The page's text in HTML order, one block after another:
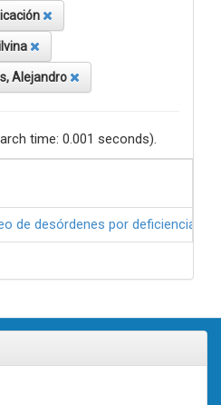
Alejandro
time: 0.001 seconds).
de desórdenes por deficiencia